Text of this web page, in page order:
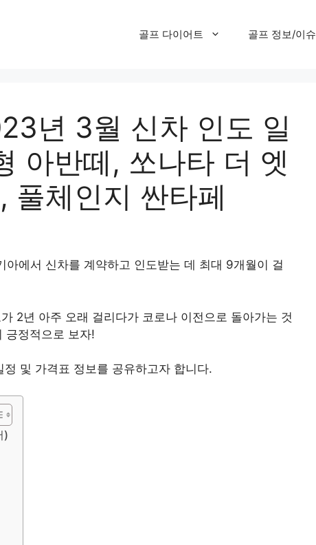
골프 다이어트 골프 정보/이슈
년 3월 신차 인도 일
아반떼, 쏘나타 더 엣
풀체인지 싼타페
에서 신차를 계약하고 인도받는 데 최대 9개월이 걸
2년 아주 오래 걸리다가 코로나 이전으로 돌아가는 것
긍정적으로 보자!
및 가격표 정보를 공유하고자 합니다.
)